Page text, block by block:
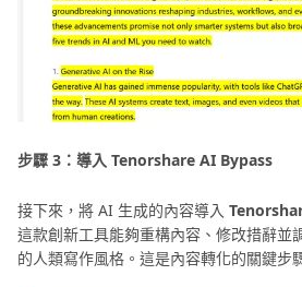
步驟 3：導入 Tenorshare AI Bypass
接下來，將 AI 生成的內容導入
這款創新工具能夠重構內容、修改措辭並
的人類寫作風格。這是內容轉化的關鍵步